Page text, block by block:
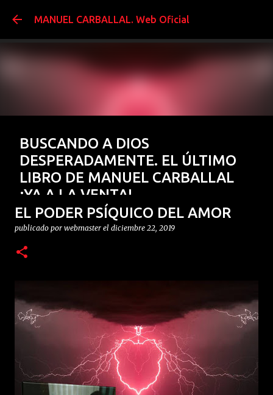
Ir al contenido
MANUEL CARBALLAL. Web Oficial
BUSCANDO A DIOS
DESPERADAMENTE. EL ÚLTIMO
LIBRO DE MANUEL CARBALLAL
¡YA A LA VENTA!
publicado porwebmaster elenero 15, 2026
BUSCANDO A DIOS DESESPERADAMENTE FENÓMENOS MÍSTICOS
EL PODER PSÍQUICO DEL AMOR
publicado por webmaster el diciembre 22, 2019